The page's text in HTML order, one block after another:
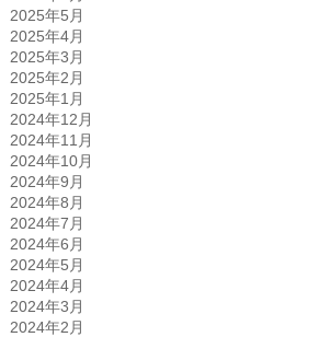
2025年5月
2025年4月
2025年3月
2025年2月
2025年1月
2024年12月
2024年11月
2024年10月
2024年9月
2024年8月
2024年7月
2024年6月
2024年5月
2024年4月
2024年3月
2024年2月